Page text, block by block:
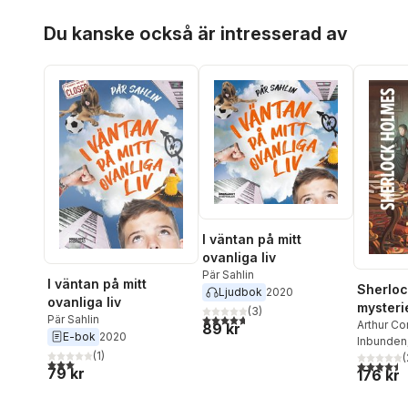
Du kanske också är intresserad av
I väntan på mitt
ovanliga liv
Pär Sahlin
E-bok 2020
3,0utav 5 stjärnor. Totalt antal röster:
(1)
79 kr
I väntan på mitt
ovanliga liv
Pär Sahlin
Ljudbok 2020
4,7utav 5 stjärnor. Totalt antal röster:
(3)
89 kr
En
Arthur
Inbunden
4,5utav 5(
176 kr